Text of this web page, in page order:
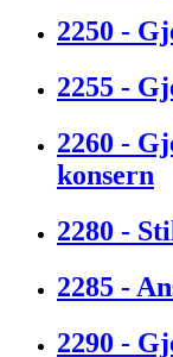
2250 -
2255 -
2260 -
konsern
2280 -
2285 -
2290 -